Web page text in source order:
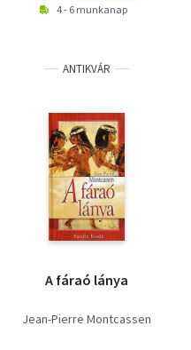
vámszedője+ Bűnös
Frédérique Jourdaa
Ahdaf Soueif
4 - 6 munkanap
ANTIKVÁR
A fáraó lánya
Jean-Pierre Montcassen